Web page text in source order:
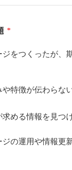
*
ジをつくったが、
や特徴が伝わらな
求める情報を見つ
ジの運用や情報更